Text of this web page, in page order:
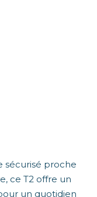
sécurisé proche
ce T2 offre un
un quotidien